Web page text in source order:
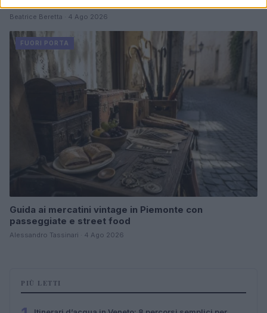
Beatrice Beretta · 4 Ago 2026
FUORI PORTA
Guida ai mercatini vintage in Piemonte con
passeggiate e street food
Alessandro Tassinari · 4 Ago 2026
PIÙ LETTI